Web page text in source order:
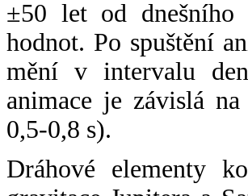
±50 let od dnešního
hodnot. Po spuštění
mění v intervalu
animace je závislá
0,5-0,8 s).
Dráhové elementy